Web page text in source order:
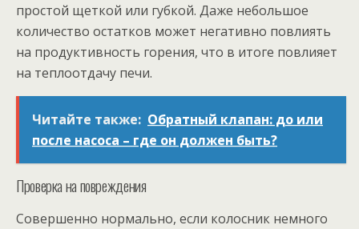
простой щеткой или губкой. Даже небольшое
количество остатков может негативно повлиять
на продуктивность горения, что в итоге повлияет
на теплоотдачу печи.
Читайте также: Обратный клапан: до или
после насоса – где он должен быть?
Проверка на повреждения
Совершенно нормально, если колосник немного